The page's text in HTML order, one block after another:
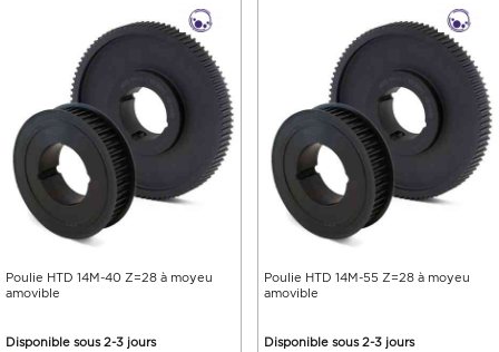
Poulie HTD 14M-40 Z=28 à moyeu
amovible
Disponible sous 2-3 jours
Poulie HTD 14M-55 Z=28 à moyeu
amovible
Disponible sous 2-3 jours